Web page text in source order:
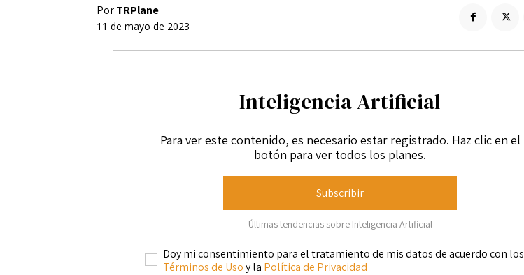
PorTRPlane
11 de mayo de 2023
Inteligencia Artificial
Para ver este contenido, es necesario estar registrado. Haz clic en el
botón para ver todos los planes.
Subscribir
Últimas tendencias sobre Inteligencia Artificial
Doy mi consentimiento para el tratamiento de mis datos de acuerdo con los
Términos de Usoy la Política de Privacidad